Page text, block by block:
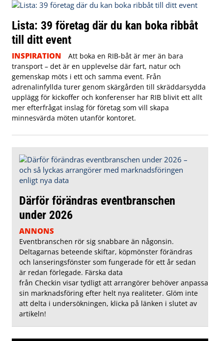
Lista: 39 företag där du kan boka ribbåt
till ditt event
INSPIRATION
Att boka en RIB-båt är mer än bara
transport – det är en upplevelse där fart, natur och
gemenskap möts i ett och samma event. Från
adrenalinfyllda turer genom skärgården till skräddarsydda
upplägg för kickoffer och konferenser har RIB blivit ett allt
mer efterfrågat inslag för företag som vill skapa
minnesvärda möten utanför kontoret.
Därför förändras eventbranschen
under 2026
ANNONS
Eventbranschen rör sig snabbare än någonsin.
Deltagarnas beteende skiftar, köpmönster förändras
och lanseringsfönster som fungerade för ett år sedan
är redan förlegade. Färska data
från Checkin visar tydligt att arrangörer behöver anpassa
sin marknadsföring efter helt nya realiteter. Glöm inte
att delta i undersökningen, klicka på länken i slutet av
artikeln!